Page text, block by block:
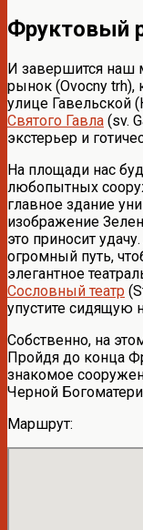
Фруктовый
И завершится наш
рынок (Ovocny trh),
улице Гавельской
Святого Гавла (sv.
экстерьер и
На площади нас
любопытных
главное здание
изображение
это приносит
огромный путь,
элегантное
Сословный театр
упустите сидящую
Собственно, на
Пройдя до конца
знакомое
Черной
Маршрут: